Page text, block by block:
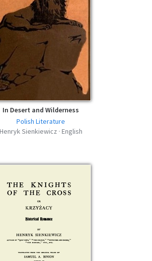
- Volume I - Henryk
- AZW3
| 980.3 KB | 642 descargas
- Volume II - Henryk
- AZW3
| 978.63 KB | 583 descargas
In Desert and Wilderness
Polish Literature
Henryk Sienkiewicz · English